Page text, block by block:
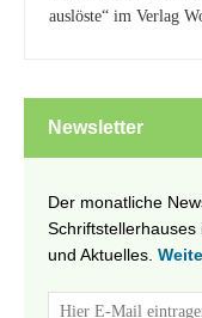
auslöste“ im Verlag
Newsletter
Der monatliche
und Aktuelles.